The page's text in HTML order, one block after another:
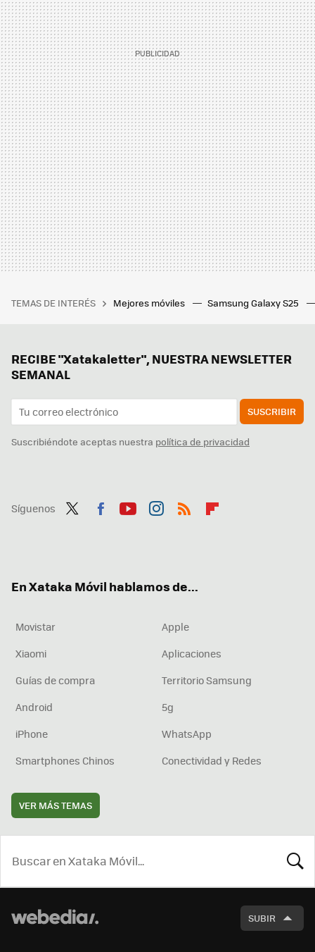
TEMAS DE INTERÉS Mejores móviles Samsung Galaxy S25
RECIBE "Xatakaletter", NUESTRA NEWSLETTER
SEMANAL
SUSCRIBIR
Suscribiéndote aceptas nuestra política de privacidad
Síguenos
En Xataka Móvil hablamos de...
Movistar
Apple
Xiaomi
Aplicaciones
Guías de compra
Territorio Samsung
Android
5g
iPhone
WhatsApp
Smartphones Chinos
Conectividad y Redes
VER MÁS TEMAS
SUBIR